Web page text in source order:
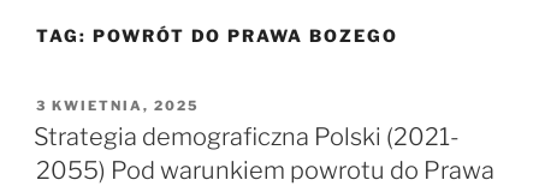
TAG: POWRÓT DO PRAWA BOZEGO
OPUBLIKOWANE
W
3 KWIETNIA, 2025
Strategia demograficzna Polski (2021-
2055) Pod warunkiem powrotu do Prawa